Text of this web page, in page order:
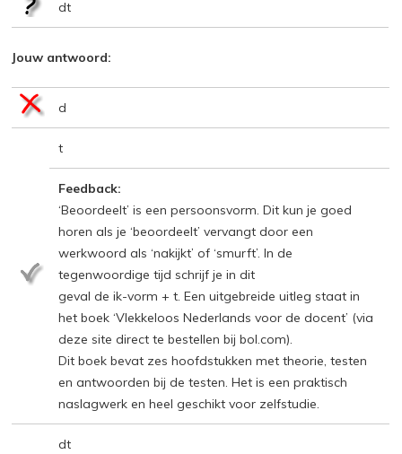
dt
Jouw antwoord:
d
t
Feedback:
‘Beoordeelt’ is een persoonsvorm. Dit kun je goed
horen als je ‘beoordeelt’ vervangt door een
werkwoord als ‘nakijkt’ of ‘smurft’. In de
tegenwoordige tijd schrijf je in dit
geval de ik-vorm + t. Een uitgebreide uitleg staat in
het boek ‘Vlekkeloos Nederlands voor de docent’ (via
deze site direct te bestellen bij bol.com).
Dit boek bevat zes hoofdstukken met theorie, testen
en antwoorden bij de testen. Het is een praktisch
naslagwerk en heel geschikt voor zelfstudie.
dt